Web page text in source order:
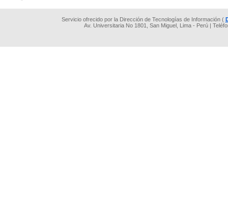
Servicio ofrecido por la Dirección de Tecnologías de Información (
Av. Universitaria No 1801, San Miguel, Lima - Perú |